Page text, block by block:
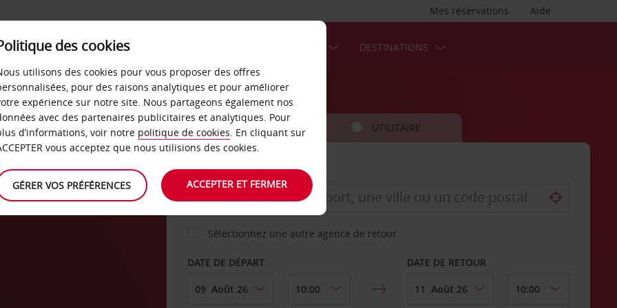
Aide
Mes réservations
LIBRE-SERVICE DESTINATIONS
VOITURE UTILITAIRE
AGENCE DE DÉPART
Sélectionnez une autre agence de retour
DATE DE DÉPART DATE DE RETOUR
des cookies
utilisons des cookies pour vous proposer des offres
pour des raisons analytiques et pour améliorer
expérience sur notre site. Nous partageons également nos
avec des partenaires publicitaires et analytiques. Pour
d’informations, voir notre politique de cookies. En cliquant sur
vous acceptez que nous utilisions des cookies.
GÉRER VOS PRÉFÉRENCES ACCEPTER ET FERMER